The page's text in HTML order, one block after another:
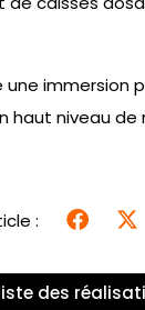
immersion
haut niveau de
:
des